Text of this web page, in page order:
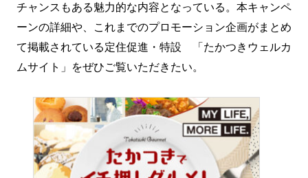
チャンスもある魅力的な内容となっている。本キャンペ
ーンの詳細や、これまでのプロモーション企画がまとめ
て掲載されている定住促進・特設 「たかつきウェルカ
ムサイト」をぜひご覧いただきたい。